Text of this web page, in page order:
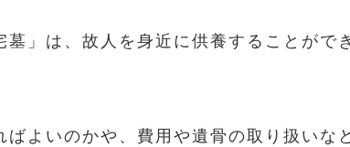
墓」は、故人を身近に供養することがで
ばよいのかや、費用や遺骨の取り扱いな